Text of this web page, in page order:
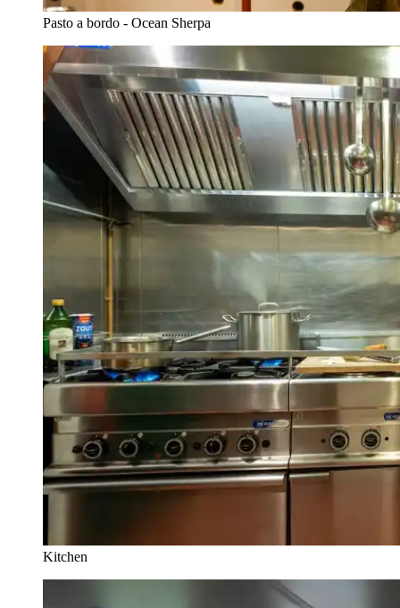
Pasto a bordo - Ocean Sherpa
Kitchen